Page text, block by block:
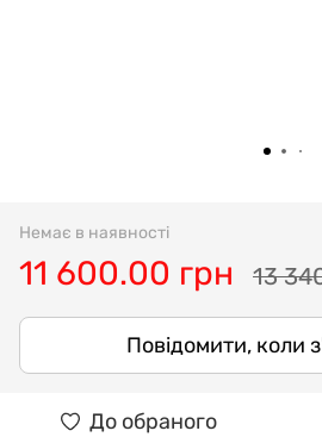
Немає в наявності
11 600.00 грн 13
Повідомити, коли
До обраного